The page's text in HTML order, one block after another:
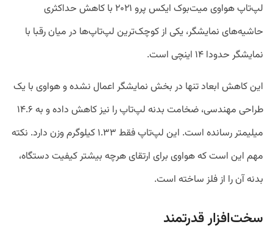
لپ‌تاپ هواوی میت‌بوک ایکس پرو ۲۰۲۱ با کاهش حداکثری
حاشیه‌های نمایشگر، یکی از کوچک‌ترین لپ‌تاپ‌ها در میان رقبا با
نمایشگر حدودا ۱۴ اینچی است.
این کاهش ابعاد تنها در بخش نمایشگر اعمال نشده و هواوی با یک
طراحی مهندسی، ضخامت بدنه لپ‌‎تاپ را نیز کاهش داده و به ۱۴.۶
میلی‎متر رسانده است. این لپ‌تاپ فقط ۱.۳۳ کیلوگرم وزن دارد. نکته
مهم این است که هواوی برای ارتقای هرچه بیشتر کیفیت دستگاه،
بدنه آن را از فلز ساخته است.
سخت‌افزار قدرتمند